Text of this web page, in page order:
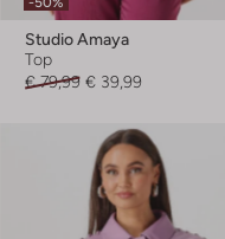
Studio Amaya
Top
€ 79,99 € 39,99